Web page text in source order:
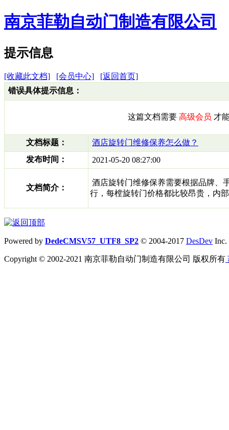
南京菲勒自动门制造有限公司
提示信息
[收藏此文档] [会员中心]
[返回首页]
错误具体提示信息：
这篇文档需要 高级会员 才
文档标题：
酒店旋转门维修保养怎么做？
发布时间：
2021-05-20 08:27:00
文档简介：
酒店旋转门维修保养需要根据品牌、
行，每樘旋转门价格都比较昂贵，内
Powered by DedeCMSV57_UTF8_SP2 © 2004-2017 DesDev Inc.
Copyright © 2002-2021 南京菲勒自动门制造有限公司 版权所有